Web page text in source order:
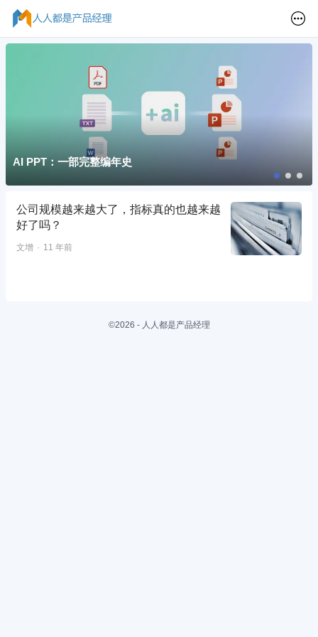
AI PPT：一部完整编年史
公司规模越来越大了，指标真的也越来越
好了吗？
文增 11 年前
©2026 - 人人都是产品经理